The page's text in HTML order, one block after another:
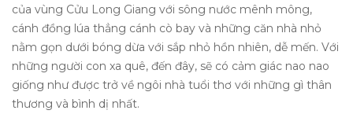
của vùng Cửu Long Giang với sông nước mênh mông,
cánh đồng lúa thẳng cánh cò bay và những căn nhà nhỏ
nằm gọn dưới bóng dừa với sắp nhỏ hồn nhiên, dễ mến. Với
những người con xa quê, đến đây, sẽ có cảm giác nao nao
giống như được trở về ngôi nhà tuổi thơ với những gì thân
thương và bình dị nhất.